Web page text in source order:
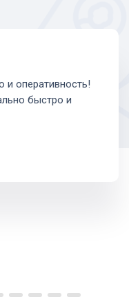
и оперативность!
быстро и